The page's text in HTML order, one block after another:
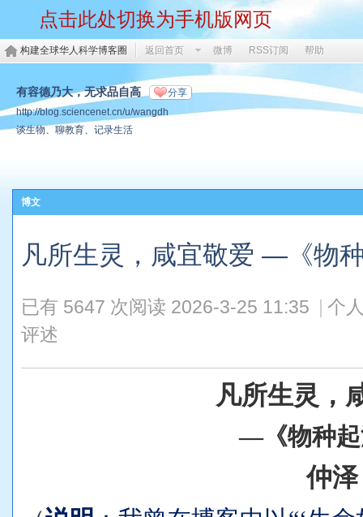
点击此处切换为手机版网页
构建全球华人科学博客圈 返回首页 微博 RSS订阅 帮助
有容德乃大，无求品自高 分享
http://blog.sciencenet.cn/u/wangdh
谈生物、聊教育、记录生活
博文
凡所生灵，咸宜敬爱 —《物
已有 5647 次阅读 2026-3-25 11:35
个
评述
凡所生灵，
—《物种起
仲泽